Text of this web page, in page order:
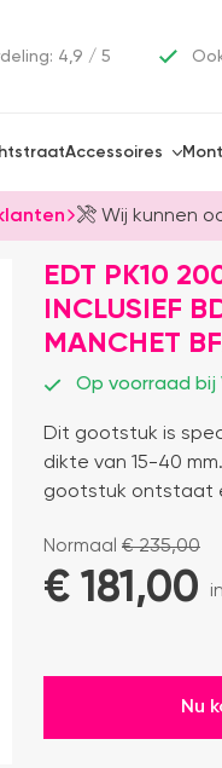
4,9 / 5
Accessoires
Wij kunnen
EDT PK10
INCLUSIEF
MANCHET
Op voorraad bij
Dit gootstuk is
dikte van 15-40
gootstuk ontstaat
Normaal €235,00
€ 181,00
Nu